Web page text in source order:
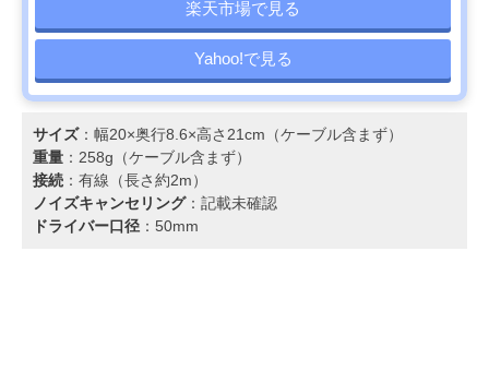
楽天市場で見る
Yahoo!で見る
サイズ：幅20×奥行8.6×高さ21cm（ケーブル含まず）
重量 ：258g（ケーブル含まず）
接続 ：有線（長さ約2m）
ノイズキャンセリング：記載未確認
ドライバー口径 ：50mm